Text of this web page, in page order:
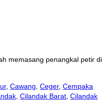
memasang penangkal petir di
, Cawang, Ceger, Cempaka
, Cilandak Barat, Cilandak